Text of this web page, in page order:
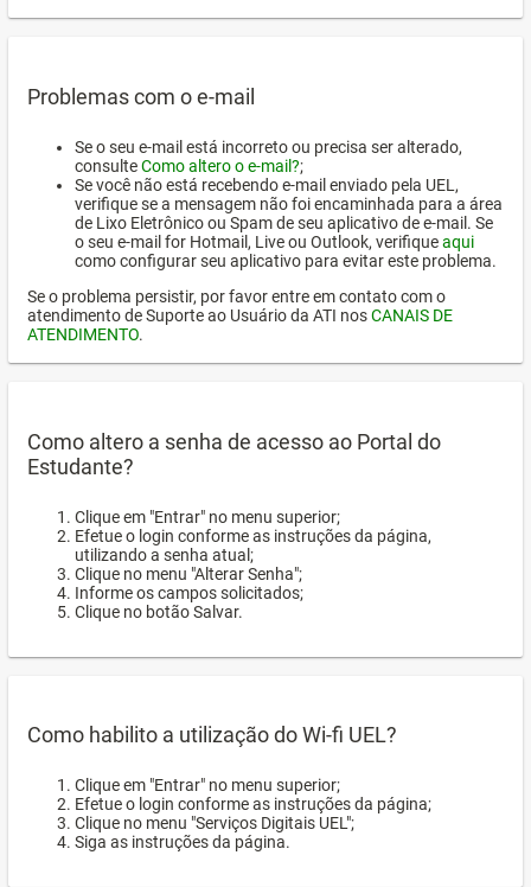
Problemas com o e-mail
Se o seu e-mail está incorreto ou precisa ser alterado,
consulteComo altero o e-mail?;
Se você não está recebendo e-mail enviado pela UEL,
verifique se a mensagem não foi encaminhada para a área
de Lixo Eletrônico ou Spam de seu aplicativo de e-mail. Se
o seu e-mail for Hotmail, Live ou Outlook, verifiqueaqui
como configurar seu aplicativo para evitar este problema.
Se o problema persistir, por favor entre em contato com o
atendimento de Suporte ao Usuário da ATI nosCANAIS DE
ATENDIMENTO.
Como altero a senha de acesso ao Portal do
Estudante?
Clique em "Entrar" no menu superior;
Efetue o login conforme as instruções da página,
utilizando a senha atual;
Clique no menu "Alterar Senha";
Informe os campos solicitados;
Clique no botão Salvar.
Como habilito a utilização do Wi-fi UEL?
Clique em "Entrar" no menu superior;
Efetue o login conforme as instruções da página;
Clique no menu "Serviços Digitais UEL";
Siga as instruções da página.